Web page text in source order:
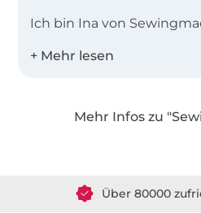
Ich bin Ina von
schon mit 13 Jahren
nicht (immer) gekauft. So
bis heute so.
Mehr Infos zu